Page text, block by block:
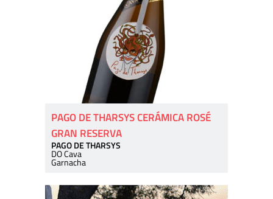
PAGO DE THARSYS CERÁMICA ROSÉ
GRAN RESERVA
PAGO DE THARSYS
DO Cava
Garnacha